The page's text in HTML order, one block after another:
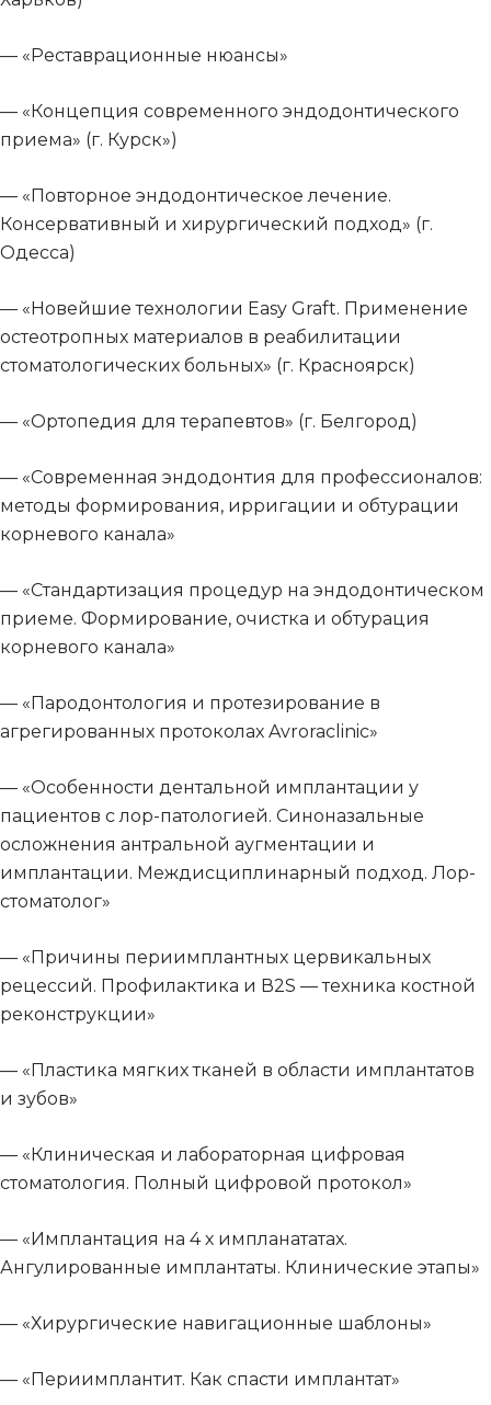
— «Реставрационные нюансы»
— «Концепция современного эндодонтического
приема» (г. Курск»)
— «Повторное эндодонтическое лечение.
Консервативный и хирургический подход» (г.
Одесса)
— «Новейшие технологии Easy Graft. Применение
остеотропных материалов в реабилитации
стоматологических больных» (г. Красноярск)
— «Ортопедия для терапевтов» (г. Белгород)
— «Современная эндодонтия для профессионалов:
методы формирования, ирригации и обтурации
корневого канала»
— «Стандартизация процедур на эндодонтическом
приеме. Формирование, очистка и обтурация
корневого канала»
— «Пародонтология и протезирование в
агрегированных протоколах Avroraclinic»
— «Особенности дентальной имплантации у
пациентов с лор-патологией. Синоназальные
осложнения антральной аугментации и
имплантации. Междисциплинарный подход. Лор-
стоматолог»
— «Причины периимплантных цервикальных
рецессий. Профилактика и В2S — техника костной
реконструкции»
— «Пластика мягких тканей в области имплантатов
и зубов»
— «Клиническая и лабораторная цифровая
стоматология. Полный цифровой протокол»
— «Имплантация на 4 х импланататах.
Ангулированные имплантаты. Клинические этапы»
— «Хирургические навигационные шаблоны»
— «Периимплантит. Как спасти имплантат»